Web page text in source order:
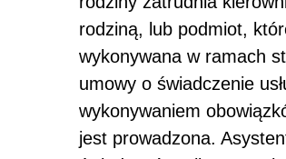
rodziną, lub podmiot,
wykonywana w ramach
umowy o świadczenie
wykonywaniem
jest prowadzona.